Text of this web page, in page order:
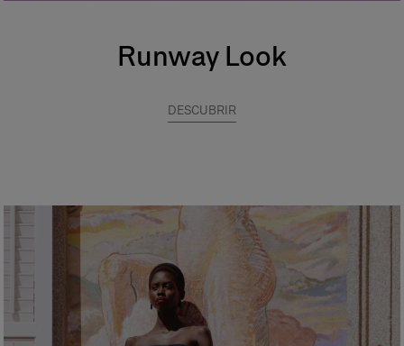
Runway Look
DESCUBRIR